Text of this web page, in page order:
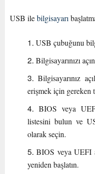
USB ilebilgisayarı
USB çubuğunu
Bilgisayarınızı
Bilgisayarınız
erişmek için gereken
BIOS veya
listesini bulun ve
olarak seçin.
BIOS veya UEFI
yeniden başlatın.